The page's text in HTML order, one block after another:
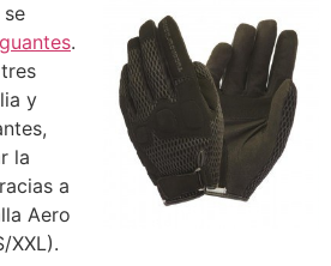
guantes.
y
la
a
Aero
XXL).